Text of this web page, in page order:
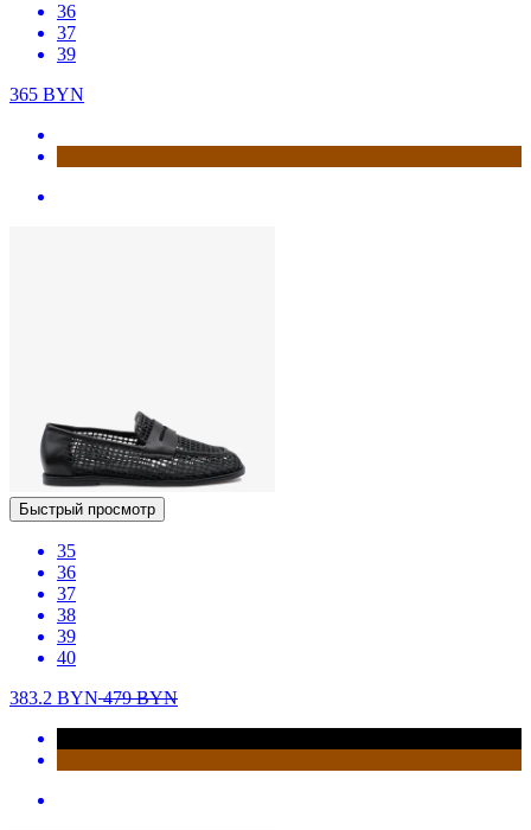
36
37
39
365 BYN
Быстрый просмотр
35
36
37
38
39
40
383.2 BYN479BYN